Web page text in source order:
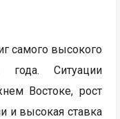
самого высокого
Ситуации
Востоке, рост
и высокая ставка